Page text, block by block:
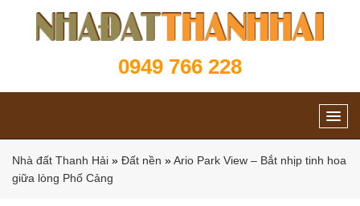
0949 766 228
Nhà đất Thanh Hải » Đất nền »Ario Park View – Bắt nhịp tinh hoa
giữa lòng Phố Cảng